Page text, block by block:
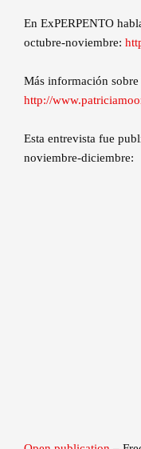
En ExPERPENTO
octubre-noviembre:
Más información
http://
Esta entrevista fue
noviembre-diciembre: